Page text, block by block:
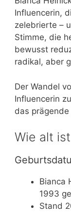
Influencerin,
zelebrierte –
Stimme, die
bewusst
radikal, aber
Der Wandel
Influencerin
das
Wie alt
Bianca
1993
Stand